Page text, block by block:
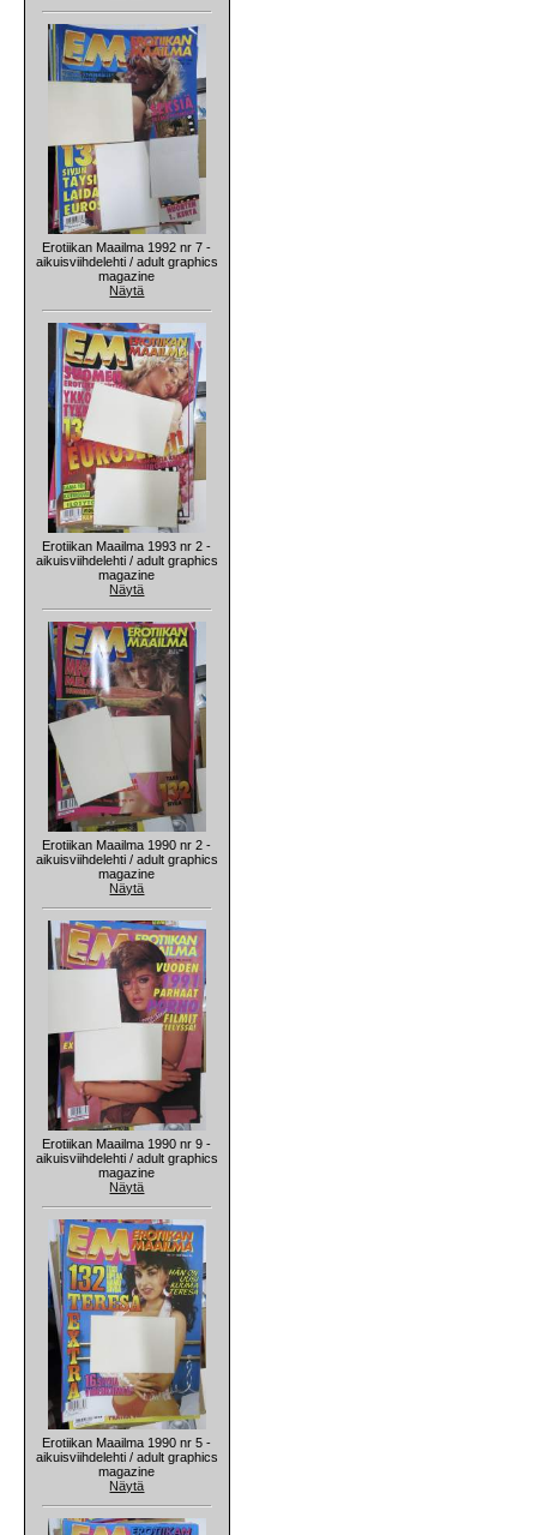
Erotiikan Maailma 1992 nr 7 -
aikuisviihdelehti / adult graphics
magazine
Näytä
Erotiikan Maailma 1993 nr 2 -
aikuisviihdelehti / adult graphics
magazine
Näytä
Erotiikan Maailma 1990 nr 2 -
aikuisviihdelehti / adult graphics
magazine
Näytä
Erotiikan Maailma 1990 nr 9 -
aikuisviihdelehti / adult graphics
magazine
Näytä
Erotiikan Maailma 1990 nr 5 -
aikuisviihdelehti / adult graphics
magazine
Näytä